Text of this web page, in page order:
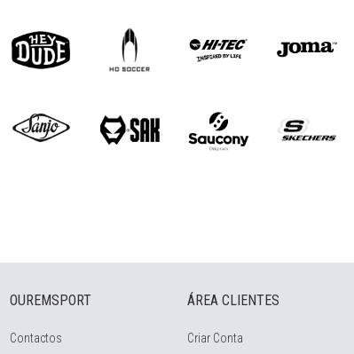
OUREMSPORT
Contactos
ÁREA CLIENTES
Criar Conta